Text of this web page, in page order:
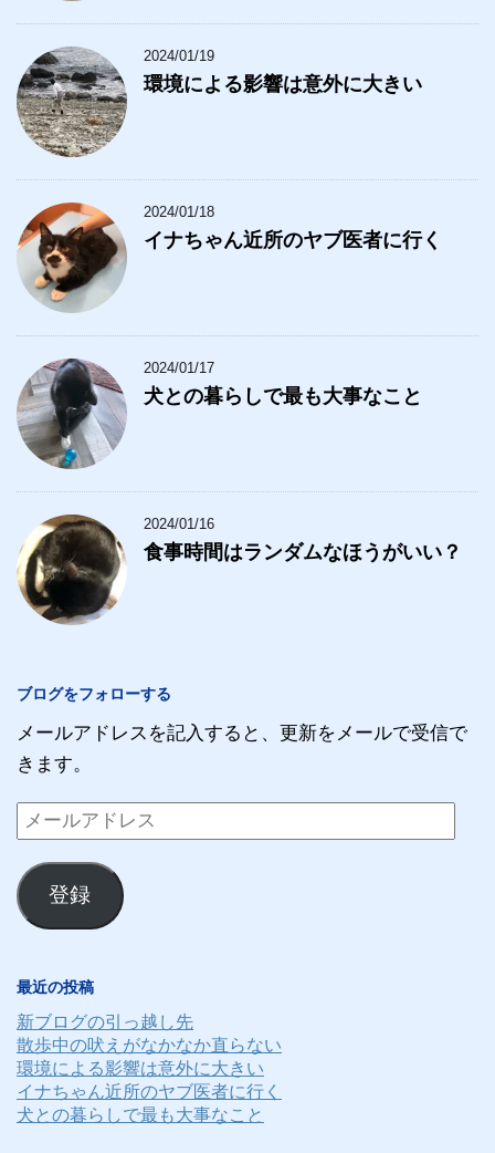
2024/01/19
環境による影響は意外に大きい
2024/01/18
イナちゃん近所のヤブ医者に行く
2024/01/17
犬との暮らしで最も大事なこと
2024/01/16
食事時間はランダムなほうがいい？
ブログをフォローする
メールアドレスを記入すると、更新をメールで受信で
きます。
メ
ー
ル
ア
ス
登録
最近の投稿
新ブログの引っ越し先
散歩中の吠えがなかなか直らない
環境による影響は意外に大きい
イナちゃん近所のヤブ医者に行く
犬との暮らしで最も大事なこと